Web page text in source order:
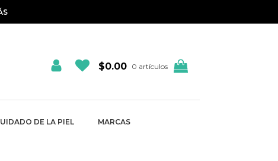
$0.00 0 artículos
DE LA PIEL MARCAS